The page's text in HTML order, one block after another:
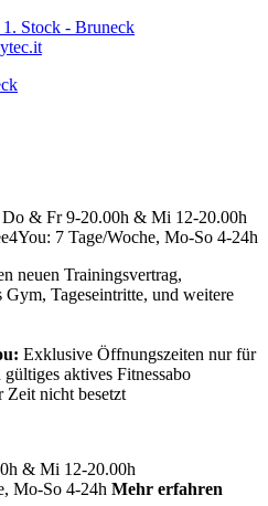
Stock - Bruneck
& Fr 9-20.00h & Mi 12-20.00h
7 Tage/Woche, Mo-So 4-24h
neuen Trainingsvertrag,
Tageseintritte, und weitere
Exklusive Öffnungszeiten nur für
aktives Fitnessabo
Zeit nicht besetzt
& Mi 12-20.00h
Mo-So 4-24h Mehr erfahren